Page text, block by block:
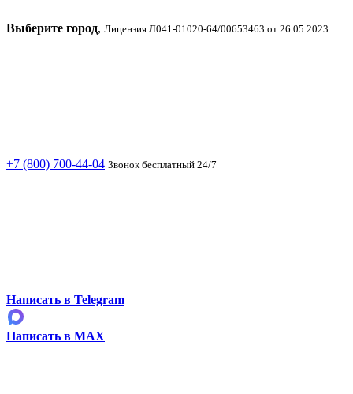
Выберите город, Лицензия Л041-01020-64/00653463 от 26.05.2023
+7 (800) 700-44-04 Звонок бесплатный 24/7
Написать в Telegram
Написать в MAX